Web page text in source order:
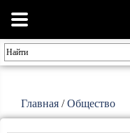
Главная /Общество